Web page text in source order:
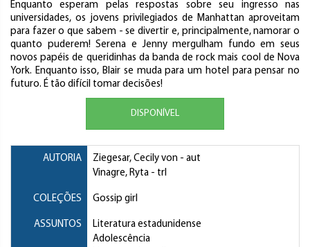
Enquanto esperam pelas respostas sobre seu ingresso nas
universidades, os jovens privilegiados de Manhattan aproveitam
para fazer o que sabem - se divertir e, principalmente, namorar o
quanto puderem! Serena e Jenny mergulham fundo em seus
novos papéis de queridinhas da banda de rock mais cool de Nova
York. Enquanto isso, Blair se muda para um hotel para pensar no
futuro. É tão difícil tomar decisões!
DISPONÍVEL
AUTORIA Ziegesar, Cecily von - aut
Vinagre, Ryta - trl
COLEÇÕES Gossip girl
ASSUNTOS
Literatura estadunidense
Adolescência